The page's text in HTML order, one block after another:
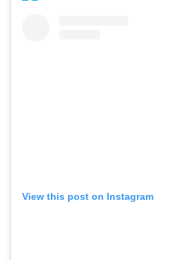
View this post on Instagram